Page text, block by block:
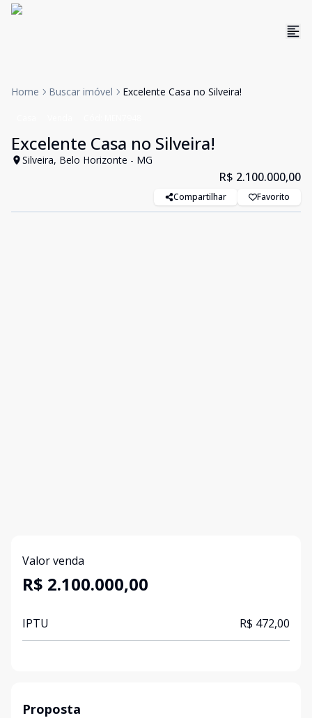
Home Buscar imóvel Excelente Casa no Silveira!
Excelente Casa no Silveira!
Silveira, Belo Horizonte - MG
R$ 2.100.000,00
Compartilhar Favorito
Valor venda
R$ 2.100.000,00
IPTU R$ 472,00
Proposta